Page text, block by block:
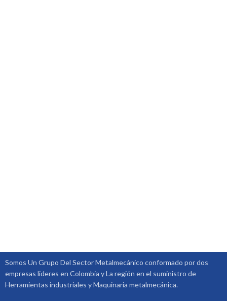
Somos Un Grupo Del Sector Metalmecánico conformado por dos
empresas lideres en Colombia y La región en el suministro de
Herramientas industriales y Maquinaria metalmecánica.